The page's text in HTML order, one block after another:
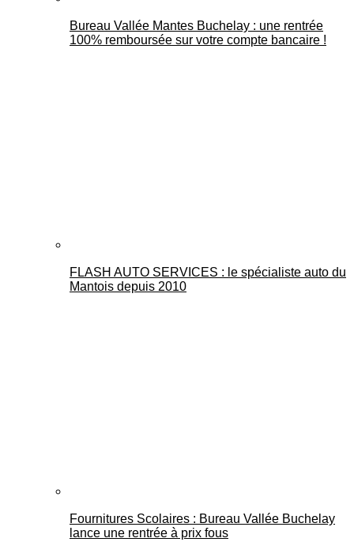
Bureau Vallée Mantes Buchelay : une rentrée
100% remboursée sur votre compte bancaire !
FLASH AUTO SERVICES : le spécialiste auto du
Mantois depuis 2010
Fournitures Scolaires : Bureau Vallée Buchelay
lance une rentrée à prix fous